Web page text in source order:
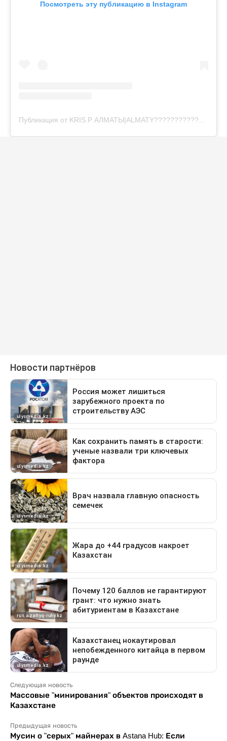
Посмотреть эту публикацию в Instagram
Публикация от KRIS.P АЛМАТЫ|ALMATY????????????⚠️???? (@krisp__almaty)
Следующая новость
Массовые "минирования" объектов происходят в
Казахстане
Предыдущая новость
Мусин о "серых" майнерах в Astana Hub: Если